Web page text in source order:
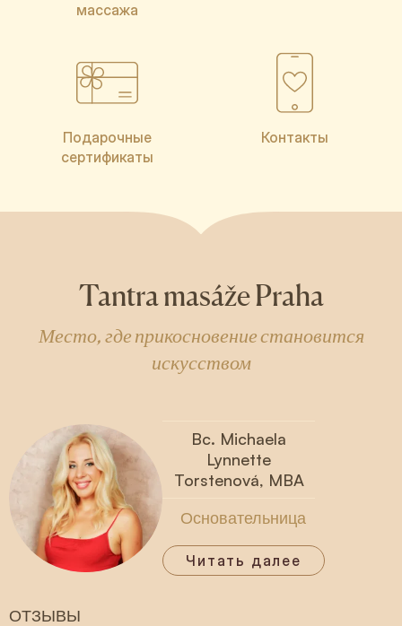
массажа
Подарочные
сертификаты
Контакты
Tantra masáže Praha
Место, где прикосновение становится
искусством
Bc. Michaela
Lynnette
Torstenová, MBA
Основательница
Читать далее
ОТЗЫВЫ